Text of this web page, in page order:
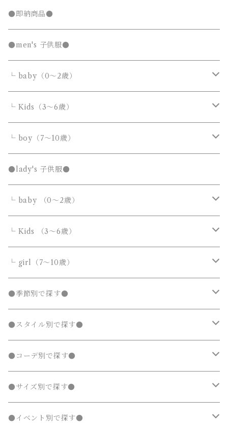
キッズTシャツセール
発表会セール
●即納商品●
●men's 子供服●
└ baby（0～2歳）
カバーオール・ロンパース
サロペット・オーバーオール
トップス
Tシャツ・カットソー
シャツ・ブラウス
タンクトップ
ボトムス
デニムパンツ
スウェットパンツ
アウター
ダウンジャケット・コート
ノーカラージャケット
チェスターコート
靴・小物
靴
靴下
フォーマルスーツ
水着
ラッシュガード
└ Kids（3～6歳）
トップス
Tシャツ・カットソー
シャツ・ブラウス
タンクトップ
ボトムス
デニムパンツ
スウェットパンツ
アウター
ダウンジャケット・コート
ノーカラージャケット
チェスターコート
フォーマルスーツ
靴・小物
靴
靴下
オールインワン
サロペット・オーバーオール
水着
ラッシュガード
└ boy（7～10歳）
トップス
Tシャツ・カットソー
シャツ・ブラウス
タンクトップ
ボトムス
デニムパンツ
スウェットパンツ
アウター
ダウンジャケット・コート
ノーカラージャケット
フォーマルスーツ
靴・小物
靴
靴下
オールインワン
サロペット・オーバーオール
水着
ラッシュガード
●lady's 子供服●
└ baby （0～2歳）
カバーオール・ロンパース
サロペット・オーバーオール
トップス
Tシャツ・カットソー
シャツ・ブラウス
ボトムス
スカート
デニムスカート
アウター
ダウンジャケット・コート
ノーカラージャケット
発表会 ドレス
半袖
長袖
フォーマルスーツ
スカート セットアップ
靴・小物
└ Kids （3～6歳）
トップス
Tシャツ・カットソー
シャツ・ブラウス
ワンピース
シャツワンピース
ジャンパースカート
ボトムス
スカート
デニムスカート
アウター
ダウンジャケット・コート
ノーカラージャケット
発表会 ドレス
半袖
フォーマルスーツ
└ girl（7～10歳）
トップス
Tシャツ・カットソー
シャツ・ブラウス
ワンピース
シャツワンピース
ジャンパースカート
ボトムス
スカート
デニムスカート
アウター
ダウンジャケット・コート
発表会 ドレス
●季節別で探す●
春
夏
秋
冬
●スタイル別で探す●
ナチュラル 子供服
フェミニン 子供服
マニッシュ 子供服
●コーデ別で探す●
兄弟・姉妹コーデ
親子コーデ
●サイズ別で探す●
70～90cm
●イベント別で探す●